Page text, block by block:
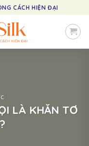
CÁCH HIỆN ĐẠI
LÀ KHĂN TƠ